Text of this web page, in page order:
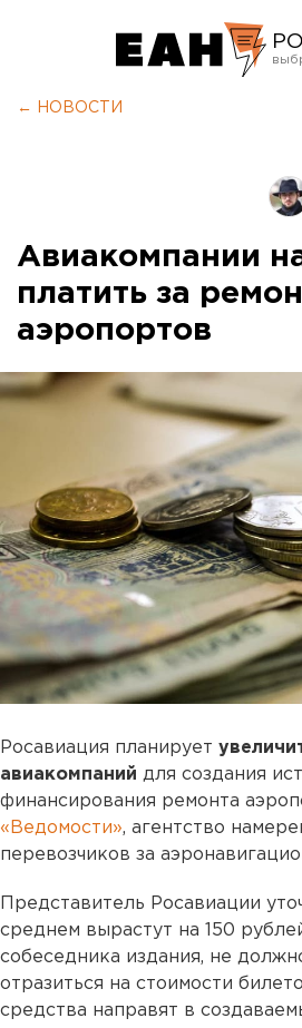
← НОВОСТИ
Авиакомпании
платить за
аэропортов
Росавиация планирует
авиакомпаний для создания
финансирования ремонта
«Ведомости», агентство
перевозчиков за
Представитель Росавиации
среднем вырастут на 150
собеседника издания, не
отразиться на стоимости
средства направят в